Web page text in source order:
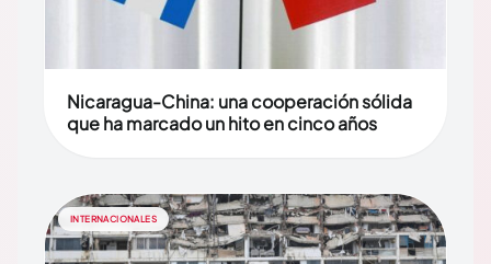
Nicaragua-China: una cooperación sólida
que ha marcado un hito en cinco años
INTERNACIONALES